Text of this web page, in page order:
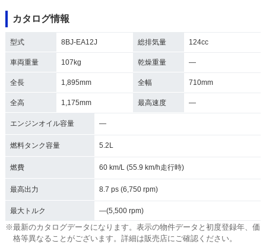
カタログ情報
型式 8BJ-EA12J 総排気量 124cc
車両重量 107kg 乾燥重量 ―
全長 1,895mm 全幅 710mm
全高 1,175mm 最高速度 ―
エンジンオイル容量 ―
燃料タンク容量 5.2L
燃費 60 km/L (55.9 km/h走行時)
最高出力 8.7 ps (6,750 rpm)
最大トルク ―(5,500 rpm)
※最新のカタログデータになります。表示の物件データと初度登録年、価
格等異なることがございます。詳細は販売店にご確認ください。